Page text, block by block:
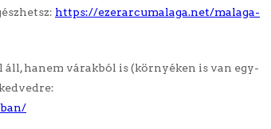
https://ezerarcumalaga.net/malaga-
hanem várakból is (környéken is van egy-